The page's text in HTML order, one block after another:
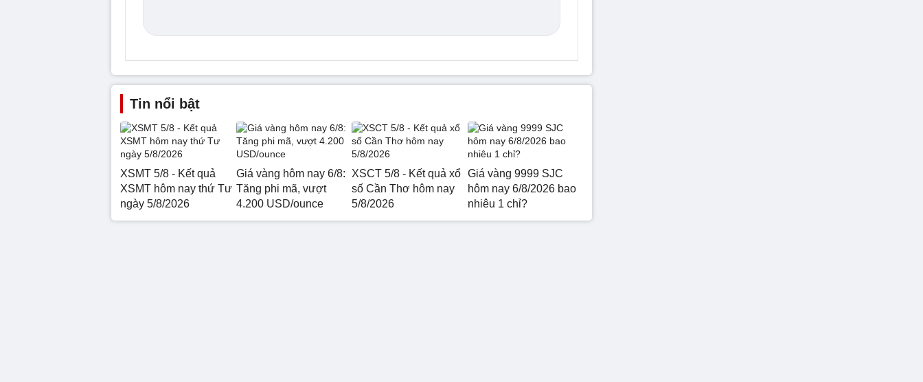
Tin nổi bật
XSMT 5/8 - Kết quả
XSMT hôm nay thứ Tư
ngày 5/8/2026
Giá vàng hôm nay 6/8:
Tăng phi mã, vượt
4.200 USD/ounce
XSCT 5/8 - Kết quả xổ
số Cần Thơ hôm nay
5/8/2026
Giá vàng 9999 SJC
hôm nay 6/8/2026 bao
nhiêu 1 chỉ?